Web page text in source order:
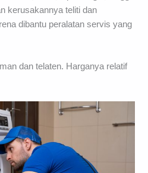
kerusakannya teliti dan
dibantu peralatan servis yang
dan telaten. Harganya relatif